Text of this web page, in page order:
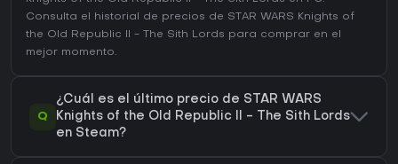
Consulta el
historial de precios de STAR WARS Knights of
the Old Republic II - The Sith Lords para comprar en el
mejor momento.
Q
¿Cuál es el último precio de STAR WARS
Knights of the Old Republic II - The Sith Lords
en Steam?